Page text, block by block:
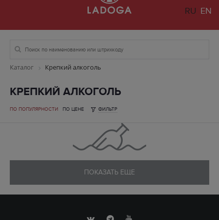
RU EN
Каталог Крепкий алкоголь
КРЕПКИЙ АЛКОГОЛЬ
ПО ПОПУЛЯРНОСТИ ПО ЦЕНЕ ФИЛЬТР
ПОКАЗАТЬ ЕЩЕ